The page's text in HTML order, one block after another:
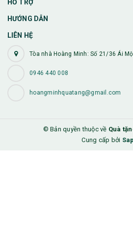
HỖ TRỢ
HƯỚNG DẪN
LIÊN HỆ
Tòa nhà Hoàng Minh: Số 21/36 Ái
0946 440 008
hoangminhquatang@gmail.com
© Bản quyền thuộc về Quà
Cung cấp bởi